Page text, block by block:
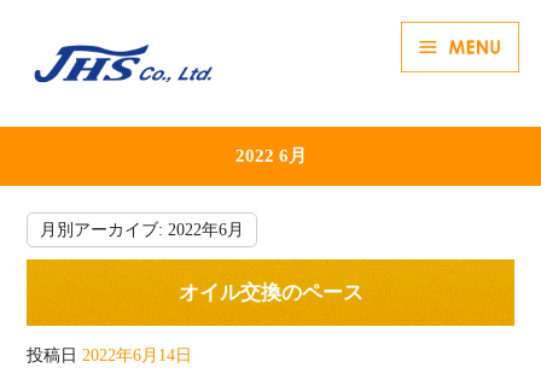
2022 6月
月別アーカイブ:2022年6月
オイル交換のペース
投稿日 2022年6月14日